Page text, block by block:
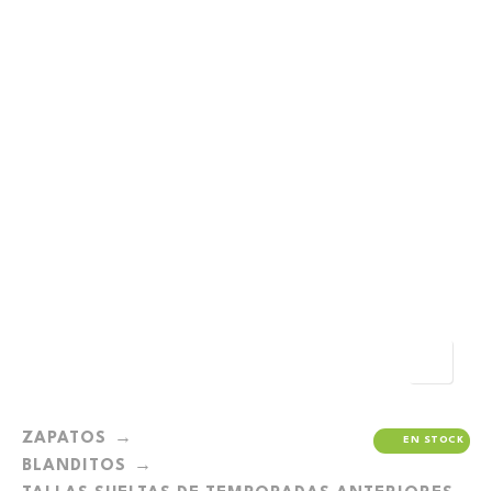
ZAPATOS
BLANDITOS
EN STOCK